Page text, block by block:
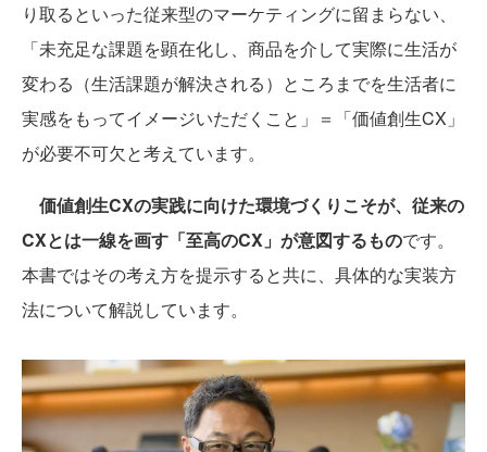
り取るといった従来型のマーケティングに留まらない、
「未充足な課題を顕在化し、商品を介して実際に生活が
変わる（生活課題が解決される）ところまでを生活者に
実感をもってイメージいただくこと」＝「価値創生CX」
が必要不可欠と考えています。
価値創生CXの実践に向けた環境づくりこそが、従来の
CXとは一線を画す「至高のCX」が意図するものです。
本書ではその考え方を提示すると共に、具体的な実装方
法について解説しています。